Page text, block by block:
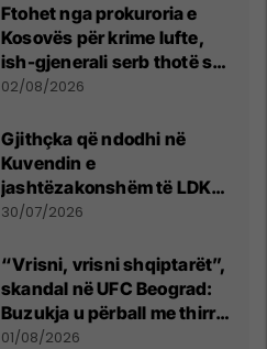
Ftohet nga prokuroria e
Kosovës për krime lufte,
ish-gjenerali serb thotë se
dikush e tradhtoi në
02/08/2026
Gjithçka që ndodhi në
Kuvendin e
jashtëzakonshëm të LDK-
së
30/07/2026
“Vrisni, vrisni shqiptarët”,
skandal në UFC Beograd:
Buzukja u përball me thirrje
anti-shqiptare nga
01/08/2026